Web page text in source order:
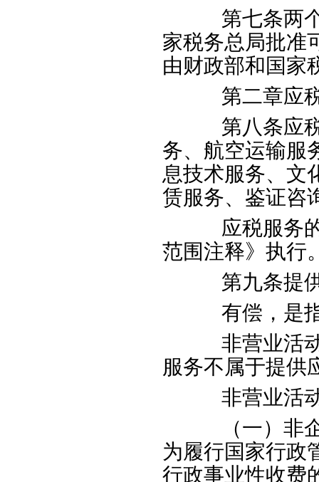
第七条两个
家税务总局批准
由财政部和国家
第二章应
第八条应税
务、航空运输服
息技术服务、文
赁服务、鉴证咨
应税服务的
范围注释》执行
第九条提供
有偿，是指
非营业活动
服务不属于提供
非营业活动
（一）非企
为履行国家行政
行政事业性收费